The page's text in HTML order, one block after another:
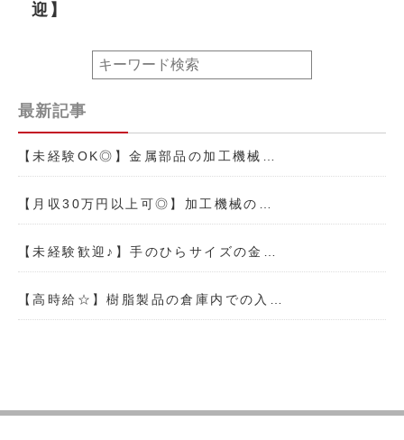
迎】
最新記事
【未経験OK◎】金属部品の加工機械…
【月収30万円以上可◎】加工機械の…
【未経験歓迎♪】手のひらサイズの金…
【高時給☆】樹脂製品の倉庫内での入…